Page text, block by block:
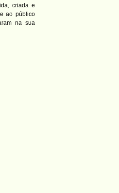
criada e
ao público
na sua